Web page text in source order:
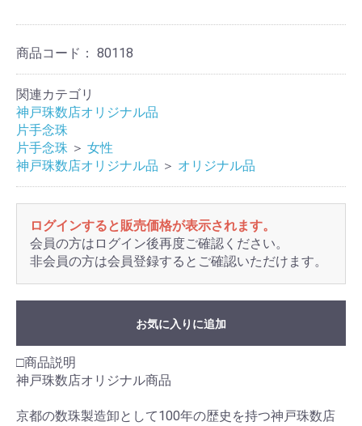
商品コード： 80118
関連カテゴリ
神戸珠数店オリジナル品
片手念珠
片手念珠 ＞ 女性
神戸珠数店オリジナル品 ＞ オリジナル品
ログインすると販売価格が表示されます。
会員の方はログイン後再度ご確認ください。
非会員の方は会員登録するとご確認いただけます。
お気に入りに追加
□商品説明
神戸珠数店オリジナル商品
京都の数珠製造卸として100年の歴史を持つ神戸珠数店